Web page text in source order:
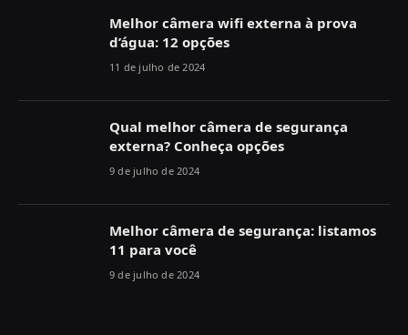
Melhor câmera wifi externa à prova
d’água: 12 opções
11 de julho de 2024
Qual melhor câmera de segurança
externa? Conheça opções
9 de julho de 2024
Melhor câmera de segurança: listamos
11 para você
9 de julho de 2024